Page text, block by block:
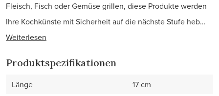
Fleisch, Fisch oder Gemüse grillen, diese Produkte werden
Ihre Kochkünste mit Sicherheit auf die nächste Stufe heb…
Weiterlesen
Produktspezifikationen
Länge
17 cm